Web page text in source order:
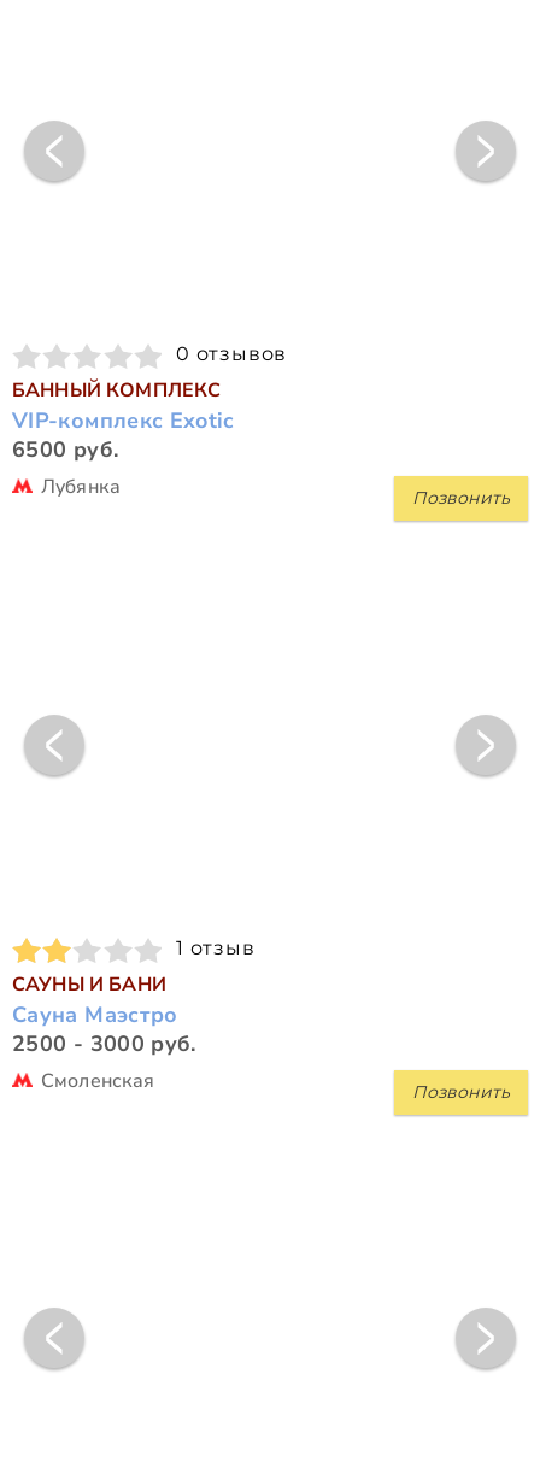
0 отзывов
БАННЫЙ КОМПЛЕКС
VIP-комплекс Exotic
6500 руб.
Позвонить
Лубянка
1 отзыв
САУНЫ И БАНИ
Сауна Маэстро
2500 - 3000 руб.
Позвонить
Смоленская